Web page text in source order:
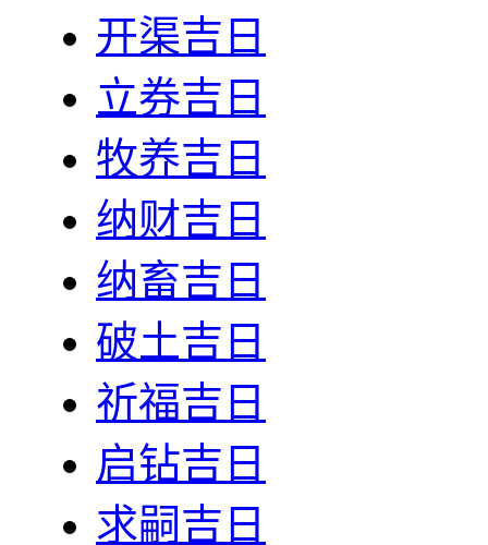
开渠吉日
立券吉日
牧养吉日
纳财吉日
纳畜吉日
破土吉日
祈福吉日
启钻吉日
求嗣吉日